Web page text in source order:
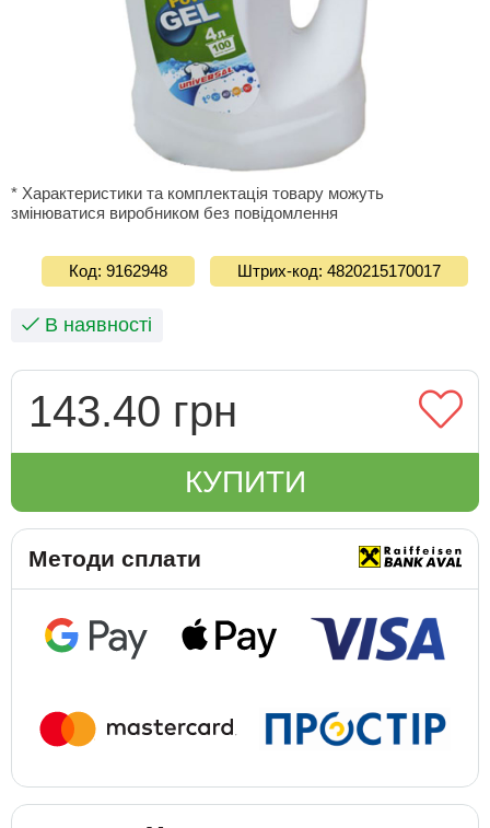
* Характеристики та комплектація товару можуть
змінюватися виробником без повідомлення
Код: 9162948 Штрих-код: 4820215170017
В наявності
143.40 грн
КУПИТИ
Методи сплати